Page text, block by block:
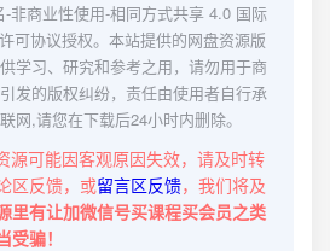
-非商业性使用-相同方式共享 4.0 国际
可协议授权。本站提供的网盘资源版
学习、研究和参考之用，请勿用于商
发的版权纠纷，责任由使用者自行承
网,请您在下载后24小时内删除。
源可能因客观原因失效，请及时转
区反馈，或留言区反馈，我们将及
里有让加微信号买课程买会员之类
骗！